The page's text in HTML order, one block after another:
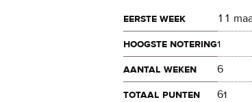
eerste week
11
hoogste notering1
aantal weken
6
totaal punten
61